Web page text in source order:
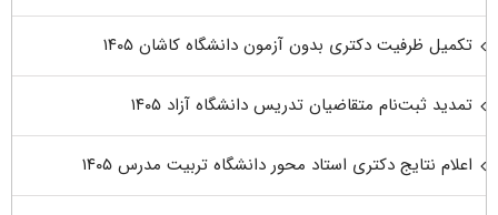
تکمیل ظرفیت دکتری بدون آزمون دانشگاه کاشان ۱۴۰۵
تمدید ثبت‌نام متقاضیان تدریس دانشگاه آزاد ۱۴۰۵
اعلام نتایج دکتری استاد محور دانشگاه تربیت مدرس ۱۴۰۵